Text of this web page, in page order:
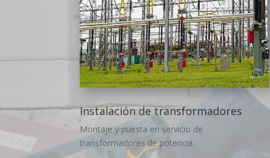
Instalación de transformadores
Montaje y puesta en servicio de
transformadores de potencia.